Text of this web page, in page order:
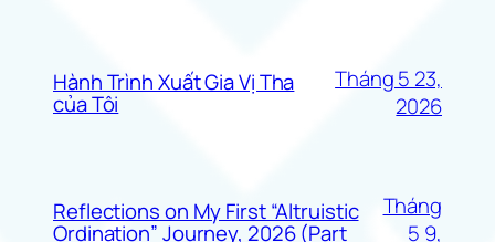
Hành Trình Xuất Gia Vị Tha
của Tôi
Tháng 5 23,
2026
Reflections on My First “Altruistic
Ordination” Journey, 2026 (Part
Tháng
5 9,